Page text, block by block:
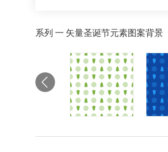
系列 一 矢量圣诞节元素图案背景